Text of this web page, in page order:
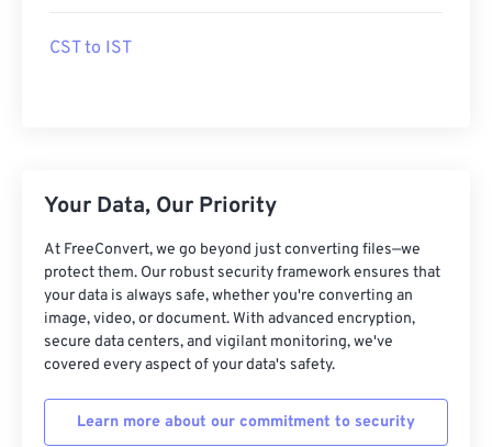
CST to IST
Your Data, Our Priority
At FreeConvert, we go beyond just converting files—we
protect them. Our robust security framework ensures that
your data is always safe, whether you're converting an
image, video, or document. With advanced encryption,
secure data centers, and vigilant monitoring, we've
covered every aspect of your data's safety.
Learn more about our commitment to security